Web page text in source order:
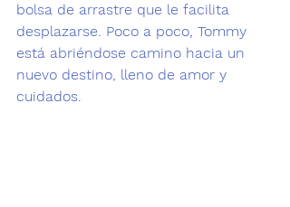
bolsa de arrastre que le facilita
desplazarse. Poco a poco, Tommy
está abriéndose camino hacia un
nuevo destino, lleno de amor y
cuidados.